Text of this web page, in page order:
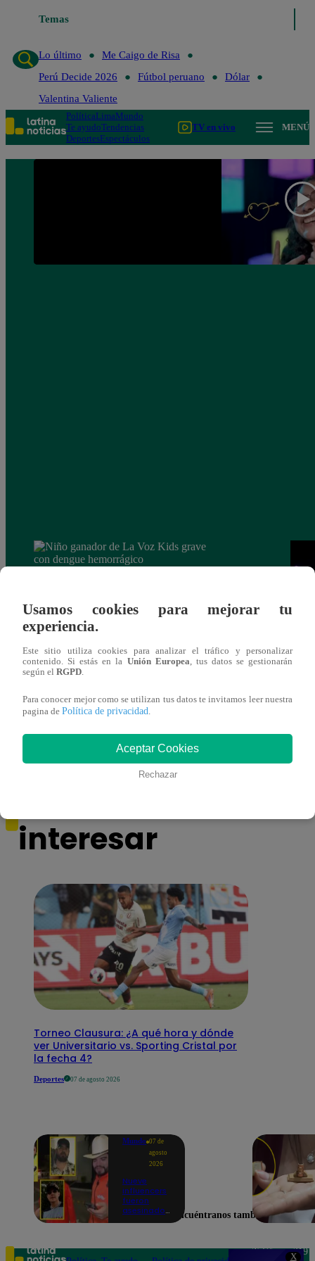
X
Temas
Lo último
Me Caigo de Risa
Perú Decide 2026
Fútbol peruano
Dólar
Valentina Valiente
PolíticaLimaMundo
Te ayudoTendencias
DeportesEspectáculos
TV en vivo MENÚ
Niño ganador de La Voz Kids grave con
interesar
Torneo Clausura: ¿A qué hora y dónde
ver Universitario vs. Sporting Cristal por
la fecha 4?
Deportes 07 de agosto 2026
Mundo 07 de
agosto
2026
Nueve
influencers
fueron
asesinados
el Cártel de
Usamos cookies para mejorar tu
experiencia.
Este sitio utiliza cookies para analizar el tráfico y personalizar
contenido. Si estás en la Unión Europea, tus datos se gestionarán
según el RGPD.
Para conocer mejor como se utilizan tus datos te invitamos leer nuestra
pagina de Política de privacidad.
Aceptar Cookies
Rechazar
Encuéntranos también en
Teléfono: 219